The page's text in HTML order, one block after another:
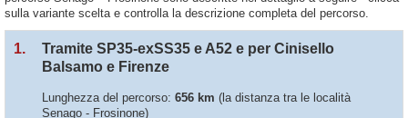
sulla variante scelta e controlla la descrizione completa del percorso.
1.
Tramite SP35-exSS35 e A52 e per Cinisello
Balsamo e Firenze
Lunghezza del percorso: 656 km (la distanza tra le località
Senago - Frosinone)